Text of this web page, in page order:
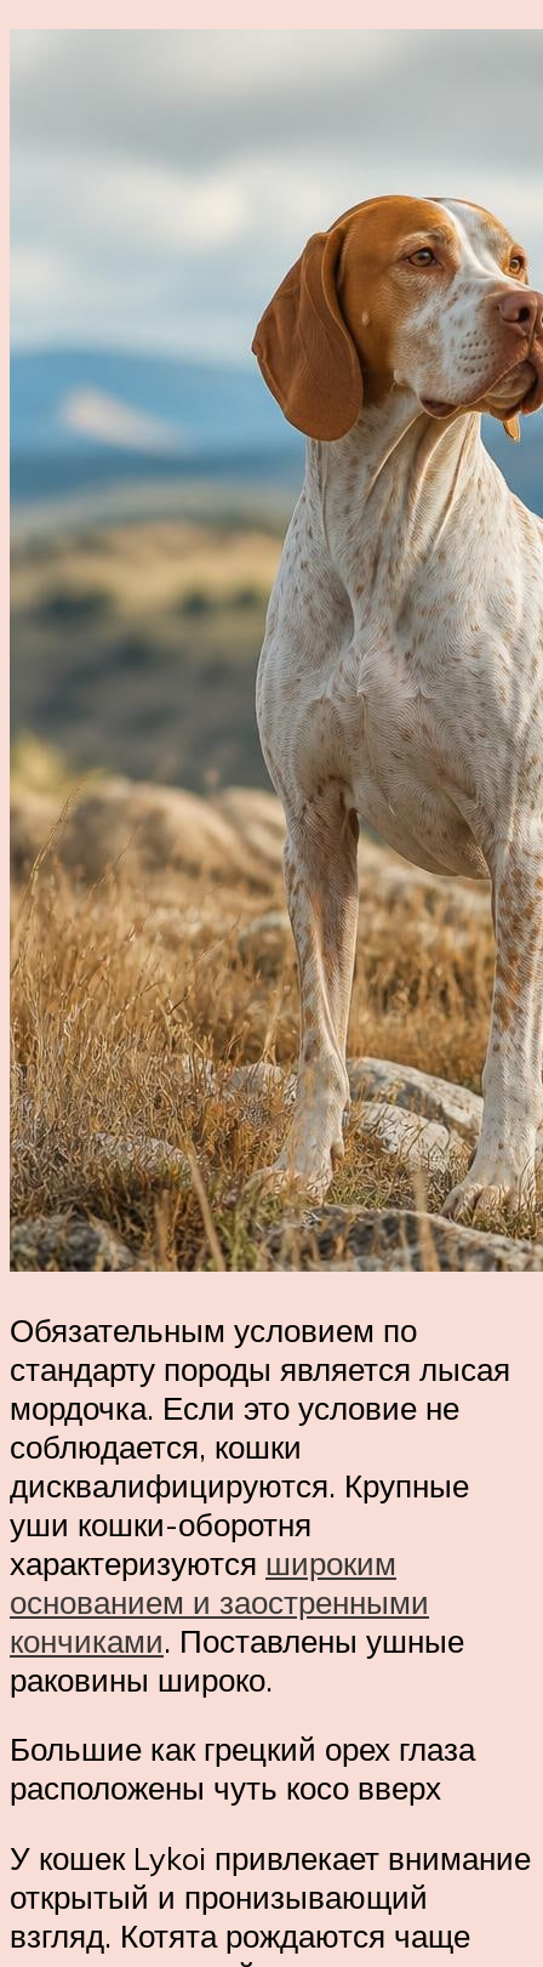
Обязательным условием по
стандарту породы является лысая
мордочка. Если это условие не
соблюдается, кошки
дисквалифицируются. Крупные
уши кошки-оборотня
характеризуются широким
основанием и заостренными
кончиками. Поставлены ушные
раковины широко.
Большие как грецкий орех глаза
расположены чуть косо вверх
У кошек Lykoi привлекает внимание
открытый и пронизывающий
взгляд. Котята рождаются чаще